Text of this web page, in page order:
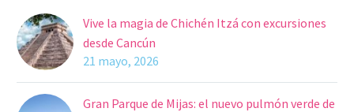
Vive la magia de Chichén Itzá con excursiones
desde Cancún
21 mayo, 2026
Gran Parque de Mijas: el nuevo pulmón verde de